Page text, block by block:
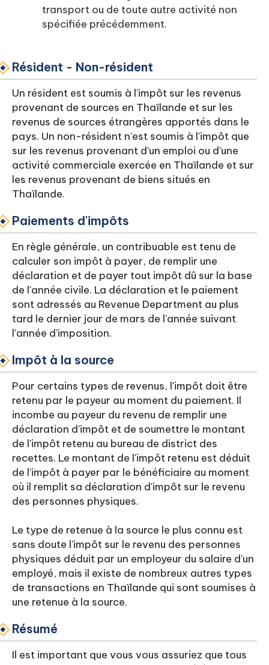
transport ou de toute autre activité non
spécifiée précédemment.
Résident - Non-résident
Un résident est soumis à l'impôt sur les revenus
provenant de sources en Thaïlande et sur les
revenus de sources étrangères apportés dans le
pays. Un non-résident n'est soumis à l'impôt que
sur les revenus provenant d'un emploi ou d'une
activité commerciale exercée en Thaïlande et sur
les revenus provenant de biens situés en
Thaïlande.
Paiements d'impôts
En règle générale, un contribuable est tenu de
calculer son impôt à payer, de remplir une
déclaration et de payer tout impôt dû sur la base
de l'année civile. La déclaration et le paiement
sont adressés au Revenue Department au plus
tard le dernier jour de mars de l'année suivant
l'année d'imposition.
Impôt à la source
Pour certains types de revenus, l'impôt doit être
retenu par le payeur au moment du paiement. Il
incombe au payeur du revenu de remplir une
déclaration d'impôt et de soumettre le montant
de l'impôt retenu au bureau de district des
recettes. Le montant de l'impôt retenu est déduit
de l'impôt à payer par le bénéficiaire au moment
où il remplit sa déclaration d'impôt sur le revenu
des personnes physiques.
Le type de retenue à la source le plus connu est
sans doute l'impôt sur le revenu des personnes
physiques déduit par un employeur du salaire d'un
employé, mais il existe de nombreux autres types
de transactions en Thaïlande qui sont soumises à
une retenue à la source.
Résumé
Il est important que vous vous assuriez que tous